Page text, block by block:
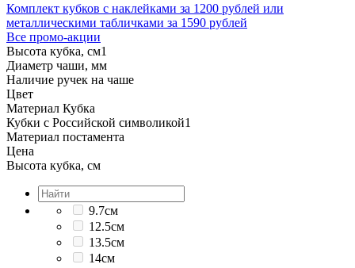
Комплект кубков с наклейками за 1200 рублей или
металлическими табличками за 1590 рублей
Все промо-акции
Высота кубка, см1
Диаметр чаши, мм
Наличие ручек на чаше
Цвет
Материал Кубка
Кубки с Российской символикой1
Материал постамента
Цена
Высота кубка, см
9.7см
12.5см
13.5см
14см